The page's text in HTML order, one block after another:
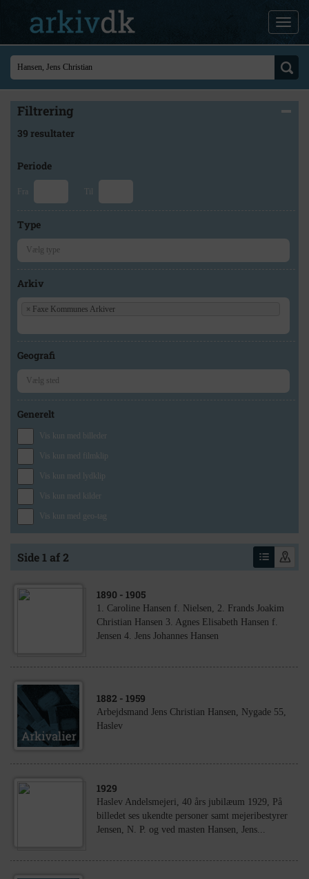
Filtrering
39 resultater
Periode
Fra Til
Type
Arkiv
× Faxe Kommunes Arkiver
Geografi
Generelt
Vis kun med billeder
Vis kun med filmklip
Vis kun med lydklip
Vis kun med kilder
Vis kun med geo-tag
Side 1 af 2
1890 - 1905
1. Caroline Hansen f. Nielsen, 2. Frands Joakim
Christian Hansen 3. Agnes Elisabeth Hansen f.
Jensen 4. Jens Johannes Hansen
1882 - 1959
Arbejdsmand Jens Christian Hansen, Nygade 55,
Haslev
1929
Haslev Andelsmejeri, 40 års jubilæum 1929, På
billedet ses ukendte personer samt mejeribestyrer
Jensen, N. P. og ved masten Hansen, Jens...